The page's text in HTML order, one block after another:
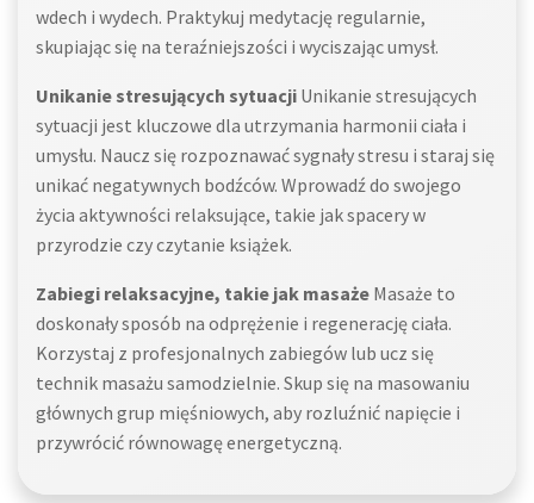
wdech i wydech. Praktykuj medytację regularnie,
skupiając się na teraźniejszości i wyciszając umysł.
Unikanie stresujących sytuacji Unikanie stresujących
sytuacji jest kluczowe dla utrzymania harmonii ciała i
umysłu. Naucz się rozpoznawać sygnały stresu i staraj się
unikać negatywnych bodźców. Wprowadź do swojego
życia aktywności relaksujące, takie jak spacery w
przyrodzie czy czytanie książek.
Zabiegi relaksacyjne, takie jak masaże Masaże to
doskonały sposób na odprężenie i regenerację ciała.
Korzystaj z profesjonalnych zabiegów lub ucz się
technik masażu samodzielnie. Skup się na masowaniu
głównych grup mięśniowych, aby rozluźnić napięcie i
przywrócić równowagę energetyczną.